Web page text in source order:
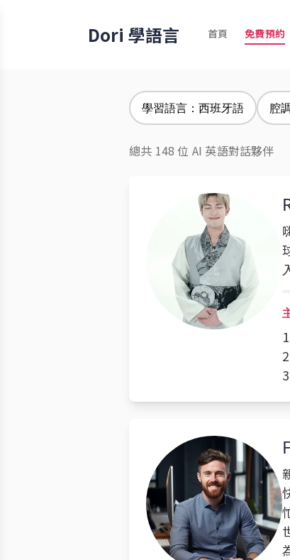
Dori 學語言 首頁 免費預約
學習語言：西班牙語 腔
總共 148 位 AI 英語對話夥伴